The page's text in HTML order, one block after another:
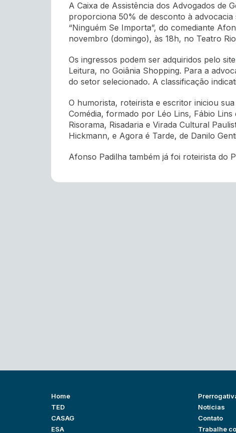
A Caixa de Assistência dos Advogados de
proporciona 50% de desconto à
“Ninguém Se Importa”, do comediante
novembro (domingo), às 18h, no Teatro
Os ingressos podem ser adquiridos pelo site
Leitura, no Goiânia Shopping. Para a
do setor selecionado. A classificação
O humorista, roteirista e escritor iniciou
Comédia, formado por Léo Lins, Fábio
Risorama, Risadaria e Virada Cultural
Hickmann, e Agora é Tarde, de Danilo
Afonso Padilha também já foi roteirista do
Home
TED
CASAG
ESA
Notícias
Contato
Trabalhe